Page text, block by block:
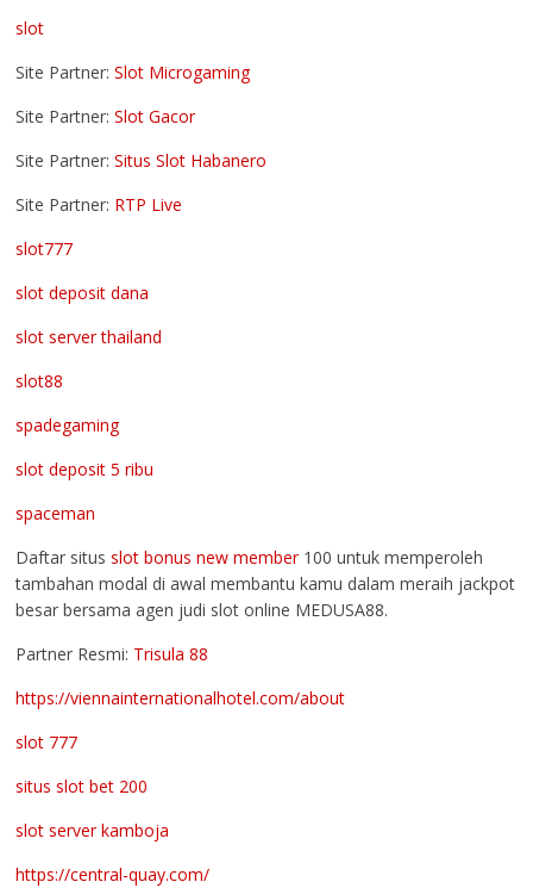
slot
Site Partner:Slot Microgaming
Site Partner:Slot Gacor
Site Partner:Situs Slot Habanero
Site Partner: RTP Live
slot777
slot deposit dana
slot server thailand
slot88
spadegaming
slot deposit 5 ribu
spaceman
Daftar situsslot bonus new member100 untuk memperoleh
tambahan modal di awal membantu kamu dalam meraih jackpot
besar bersama agen judi slot online MEDUSA88.
Partner Resmi: Trisula 88
https://viennainternationalhotel.com/about
slot 777
situs slot bet 200
slot server kamboja
https://central-quay.com/